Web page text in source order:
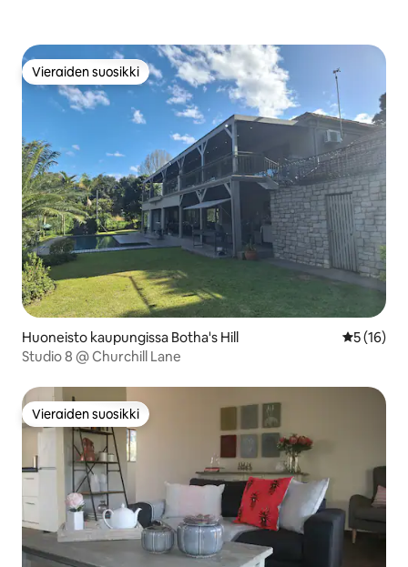
Vieraiden suosikki
Vieraiden suosikki
Huoneisto kaupungissa Botha's Hill
5 (16)
Studio 8 @ Churchill Lane
Vieraiden suosikki
Vieraiden suosikki